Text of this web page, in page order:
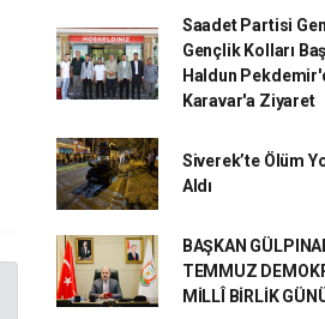
Saadet Partisi
Gençlik Kolları
Haldun
Karavar'a Ziyaret
Siverek’te Ölüm
Aldı
BAŞKAN
TEMMUZ
MİLLÎ BİRLİK